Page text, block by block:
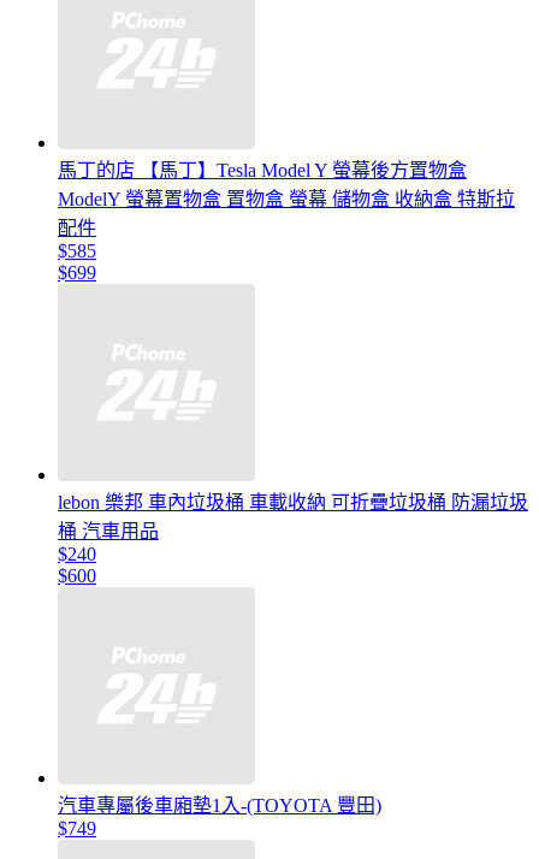
馬丁的店 【馬丁】Tesla Model Y 螢幕後方置物盒
ModelY 螢幕置物盒 置物盒 螢幕 儲物盒 收納盒 特斯拉
配件
$585
$699
lebon 樂邦 車內垃圾桶 車載收納 可折疊垃圾桶 防漏垃圾
桶 汽車用品
$240
$600
汽車專屬後車廂墊1入-(TOYOTA 豐田)
$749